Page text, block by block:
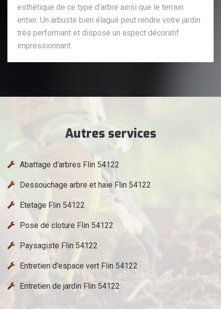
esthétique de ce type d’arbre ainsi que le terrain
entier. Un arbuste bien élagué peut rendre votre jardin
très performant et dispose un aspect décoratif
impressionnant.
Autres services
Abattage d'arbres Flin 54122
Dessouchage arbre et haie Flin 54122
Etetage Flin 54122
Pose de cloture Flin 54122
Paysagiste Flin 54122
Entretien d'espace vert Flin 54122
Entretien de jardin Flin 54122